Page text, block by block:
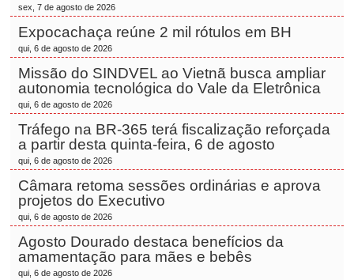
sex, 7 de agosto de 2026
Expocachaça reúne 2 mil rótulos em BH
qui, 6 de agosto de 2026
Missão do SINDVEL ao Vietnã busca ampliar
autonomia tecnológica do Vale da Eletrônica
qui, 6 de agosto de 2026
Tráfego na BR-365 terá fiscalização reforçada
a partir desta quinta-feira, 6 de agosto
qui, 6 de agosto de 2026
Câmara retoma sessões ordinárias e aprova
projetos do Executivo
qui, 6 de agosto de 2026
Agosto Dourado destaca benefícios da
amamentação para mães e bebês
qui, 6 de agosto de 2026